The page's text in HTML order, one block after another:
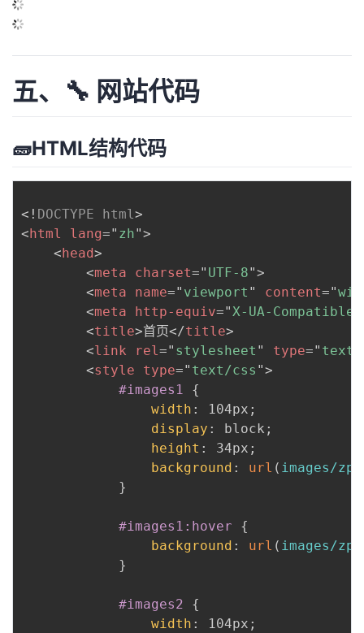
五、🔧 网站代码
🧱HTML结构代码
<! DOCTYPE html>
< html lang=" zh">
< head>
<meta charset=" UTF-8">
<meta name=" viewport " content="
<meta http-equiv="X-UA-Compatible
<title>首页</title>
<link rel=" stylesheet " type=" text/
<style type=" text/css ">
#images1
{
width : 104px ;
display : block ;
height : 34px ;
background : url ( images/
}
#images1:hover
{
background : url ( images/
}
#images2
{
width : 104px ;